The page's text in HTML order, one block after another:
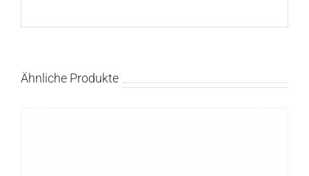
Ähnliche Produkte